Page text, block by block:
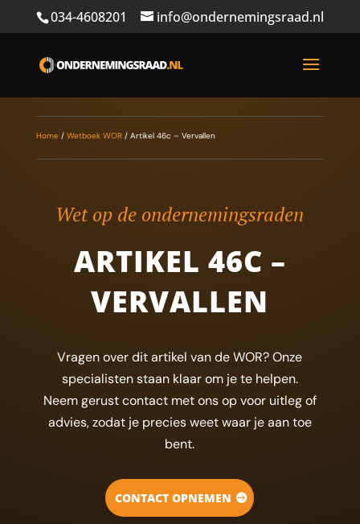
034-4608201 info@ondernemingsraad.nl
Home/ Wetboek WOR/ Artikel 46c – Vervallen
Wet op de ondernemingsraden
ARTIKEL 46C –
VERVALLEN
Vragen over dit artikel van de WOR? Onze
specialisten staan klaar om je te helpen.
Neem gerust contact met ons op voor uitleg of
advies, zodat je precies weet waar je aan toe
bent.
CONTACT OPNEMEN